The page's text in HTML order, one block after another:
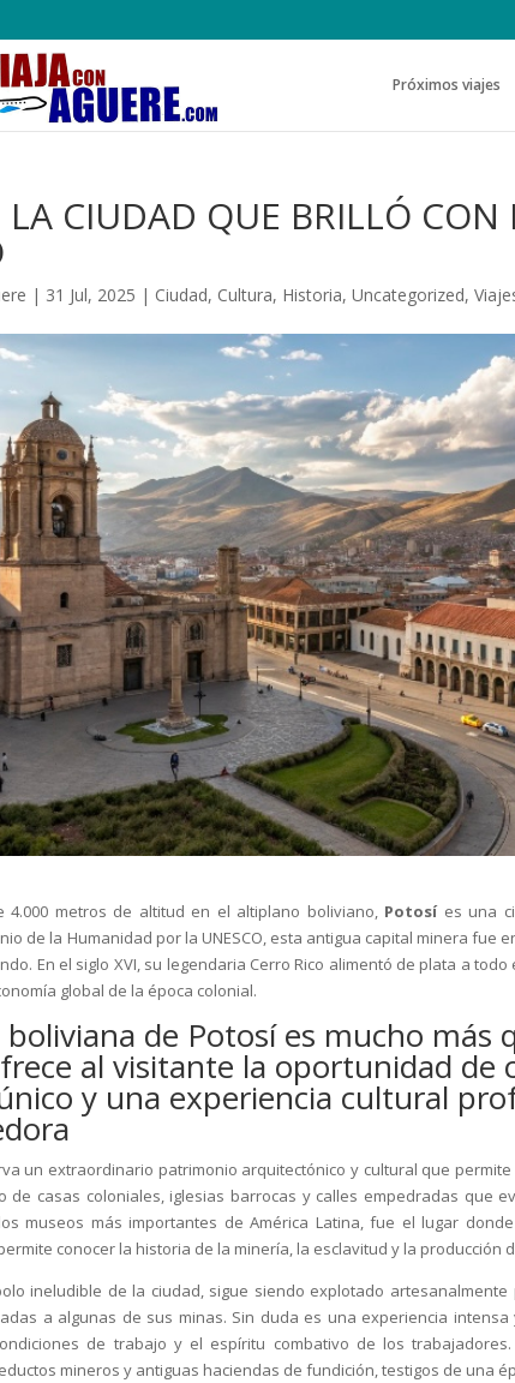
Próximos viajes
LA CIUDAD QUE BRILLÓ CON
| 31 Jul, 2025 | Ciudad, Cultura, Historia,Uncategorized,
4.000 metros de altitud en el altiplano boliviano, Potosíes una
de la Humanidad por la UNESCO, esta antigua capital minera fue
En el siglo XVI, su legendaria Cerro Rico alimentó de plata a
global de la época colonial.
boliviana de Potosí es mucho más
al visitante la oportunidad de
y una experiencia cultural
un extraordinario patrimonio arquitectónico y cultural que
de casas coloniales, iglesias barrocas y calles empedradas que
museos más importantes de América Latina, fue el lugar
conocer la historia de la minería, la esclavitud y la producción
ineludible de la ciudad, sigue siendo explotado
a algunas de sus minas. Sin duda es una experiencia
de trabajo y el espíritu combativo de los
mineros y antiguas haciendas de fundición, testigos de una